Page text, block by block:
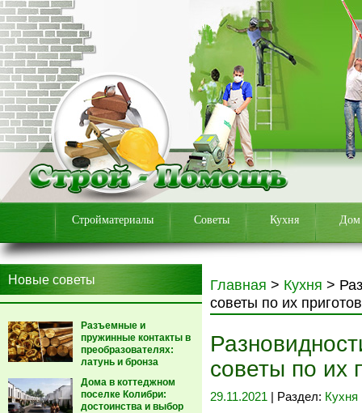
Стройматериалы Советы Кухня Дом
Новые советы
Разъемные и
пружинные контакты в
преобразователях:
латунь и бронза
Дома в коттеджном
поселке Колибри:
достоинства и выбор
Главная > Кухня >
советы по их
советы по их
29.11.2021 | Раздел: Кухня